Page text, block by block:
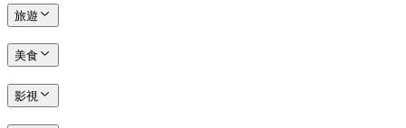
旅遊
美食
影視